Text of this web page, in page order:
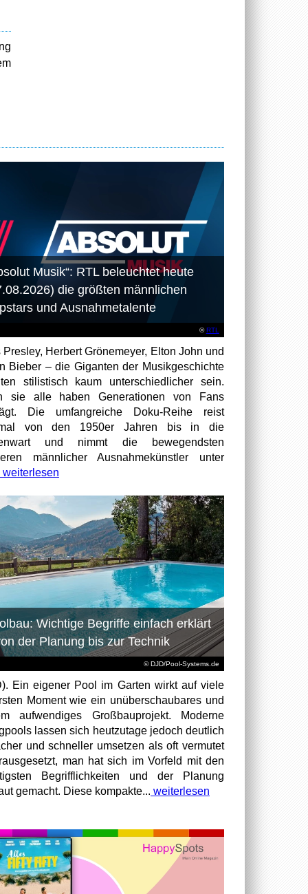
©RTL
Musik“: RTL beleuchtet heute
die größten männlichen
und Ausnahmetalente
Presley, Herbert Grönemeyer, Elton John und
Bieber – die Giganten der Musikgeschichte
stilistisch kaum unterschiedlicher sein.
sie alle haben Generationen von Fans
Die umfangreiche Doku-Reihe reist
von den 1950er Jahren bis in die
und nimmt die bewegendsten
männlicher Ausnahmekünstler unter
weiterlesen
© DJD/Pool-Systems.de
Wichtige Begriffe einfach erklärt
der Planung bis zur Technik
Ein eigener Pool im Garten wirkt auf viele
Moment wie ein unüberschaubares und
aufwendiges Großbauprojekt. Moderne
lassen sich heutzutage jedoch deutlich
und schneller umsetzen als oft vermutet
man hat sich im Vorfeld mit den
Begrifflichkeiten und der Planung
gemacht. Diese kompakte... weiterlesen